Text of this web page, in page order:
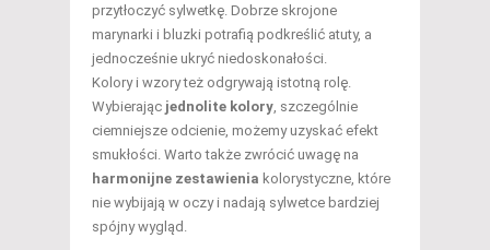
przytłoczyć sylwetkę. Dobrze skrojone
marynarki i bluzki potrafią podkreślić atuty, a
jednocześnie ukryć niedoskonałości.
Kolory i wzory też odgrywają istotną rolę.
Wybierając jednolite kolory , szczególnie
ciemniejsze odcienie, możemy uzyskać efekt
smukłości. Warto także zwrócić uwagę na
harmonijne zestawienia kolorystyczne, które
nie wybijają w oczy i nadają sylwetce bardziej
spójny wygląd.